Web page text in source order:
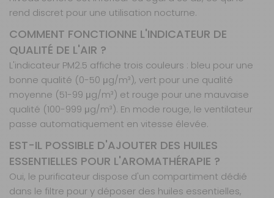
rend discret pour une utilisation nocturne.
COMMENT FONCTIONNE L'INDICATEUR DE
QUALITÉ DE L'AIR ?
L'indicateur PM2.5 affiche trois couleurs : bleu pour une
bonne qualité (0-50 μg/m³), vert pour une qualité
moyenne (51-99 μg/m³) et rouge pour une mauvaise
qualité (100-999 μg/m³). En mode rouge, le ventilateur
passe automatiquement en vitesse élevée.
EST-IL POSSIBLE D'AJOUTER DES HUILES
ESSENTIELLES POUR L'AROMATHÉRAPIE ?
Oui, le purificateur dispose d'un compartiment dédié
dans le filtre pour y déposer des huiles essentielles,